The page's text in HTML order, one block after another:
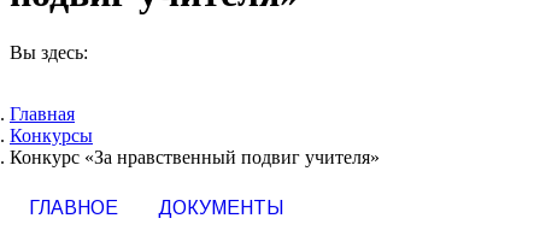
Вы здесь:
Главная
Конкурсы
Конкурс «За нравственный подвиг учителя»
ГЛАВНОЕ
ДОКУМЕНТЫ